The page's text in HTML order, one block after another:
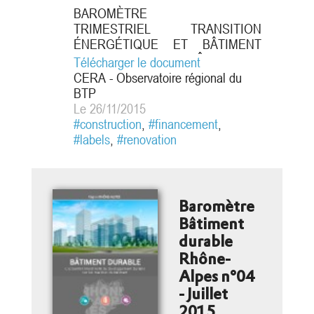
BAROMÈTRE
TRIMESTRIEL TRANSITION
ÉNERGÉTIQUE ET BÂTIMENT
DURABLE EN RHÔNE-ALPES
n°05 Les leviers à la rénovation
énergétique en 2014 : une plus
grande performance dans les
actions menées
Télécharger le document
CERA - Observatoire régional du
BTP
Le 26/11/2015
#construction, #financement,
#labels, #renovation
Baromètre
Bâtiment
durable
Rhône-
Alpes n°04
- Juillet